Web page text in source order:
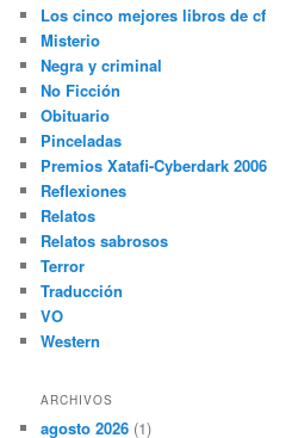
Los cinco mejores libros de cf
Misterio
Negra y criminal
No Ficción
Obituario
Pinceladas
Premios Xatafi-Cyberdark 2006
Reflexiones
Relatos
Relatos sabrosos
Terror
Traducción
VO
Western
ARCHIVOS
agosto 2026 (1)